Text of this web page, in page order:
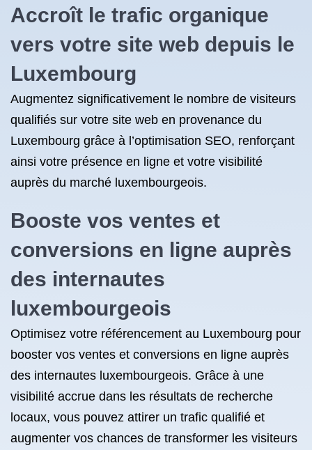
Accroît le trafic organique
vers votre site web depuis le
Luxembourg
Augmentez significativement le nombre de visiteurs
qualifiés sur votre site web en provenance du
Luxembourg grâce à l’optimisation SEO, renforçant
ainsi votre présence en ligne et votre visibilité
auprès du marché luxembourgeois.
Booste vos ventes et
conversions en ligne auprès
des internautes
luxembourgeois
Optimisez votre référencement au Luxembourg pour
booster vos ventes et conversions en ligne auprès
des internautes luxembourgeois. Grâce à une
visibilité accrue dans les résultats de recherche
locaux, vous pouvez attirer un trafic qualifié et
augmenter vos chances de transformer les visiteurs